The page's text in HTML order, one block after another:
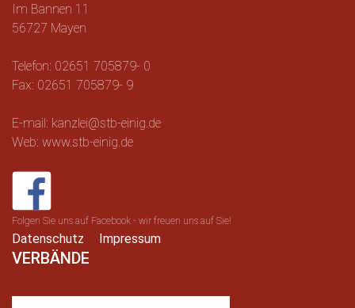
Im Bannen 11
56727 Mayen
Telefon: 02651 705879- 0
Fax: 02651 705879- 9
E-mail: kanzlei@stb-einig.de
Web: www.stb-einig.de
Folgen Sie uns auf Facebook - wir freuen uns auf Sie!
Datenschutz Impressum
VERBÄNDE